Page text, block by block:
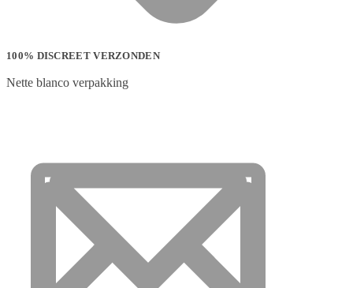
100% DISCREET VERZONDEN
Nette blanco verpakking